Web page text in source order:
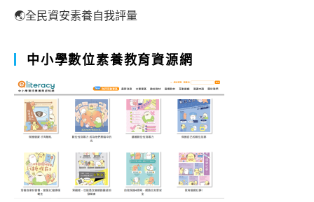
🌏全民資安素養自我評量
中小學數位素養教育資源網